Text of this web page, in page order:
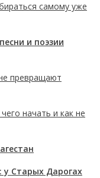
самому уже
и поэзии
превращают
начать и как не
у Старых Дарогах